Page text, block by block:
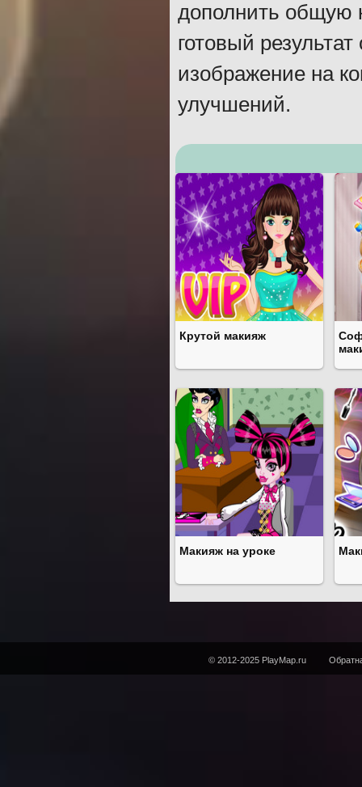
дополнить общую
готовый
изображение на
улучшений.
Крутой макияж
Макияж на уроке
© 2012-2025 PlayMap.ru